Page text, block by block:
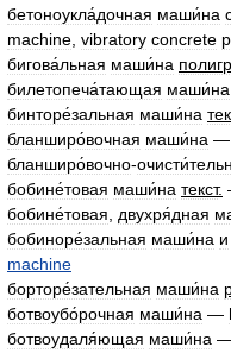
бетоноукла́дочная маши́на
machine vibratory concrete
бигова́льная маши́на полигр
билетопеча́тающая маши́на
бинторе́зальная маши́на
бланширо́вочная маши́на —
бланширо́вочно-
бобине́товая маши́на текст.
бобине́товая
двухря́дная
бобиноре́зальная маши́на и
machine
борторе́зательная маши́на
ботвоубо́рочная маши́на —
ботвоудаля́ющая маши́на